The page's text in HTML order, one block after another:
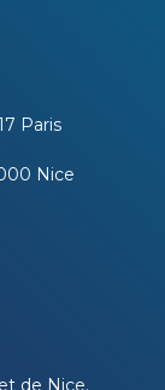
Paris
Nice
de Nice.